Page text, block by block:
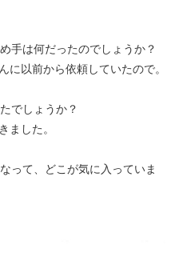
手は何だったのでしょうか？
に以前から依頼していたので。
でしょうか？
ました。
って、どこが気に入っていま